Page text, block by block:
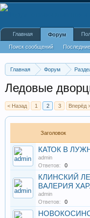
Главная Форум
Ледовые
< Назад 1 2 3 Вперёд
Заголовок
КАТОК В
admin
Ответов:
0
КЛИНСКИЙ
ВАЛЕРИЯ
admin
Ответов:
0
Главная Форум
Поиск сообщений